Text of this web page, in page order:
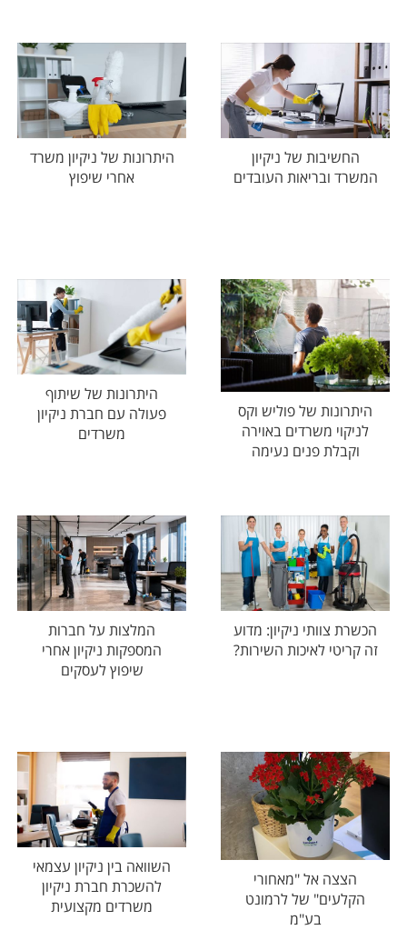
החשיבות של ניקיון
המשרד ובריאות העובדים
היתרונות של ניקיון משרד
אחרי שיפוץ
היתרונות של פוליש וקס
לניקוי משרדים באוירה
וקבלת פנים נעימה
היתרונות של שיתוף
פעולה עם חברת ניקיון
משרדים
הכשרת צוותי ניקיון: מדוע
זה קריטי לאיכות השירות?
המלצות על חברות
המספקות ניקיון אחרי
שיפוץ לעסקים
הצצה אל "מאחורי
הקלעים" של לרמונט
בע"מ
השוואה בין ניקיון עצמאי
להשכרת חברת ניקיון
משרדים מקצועית